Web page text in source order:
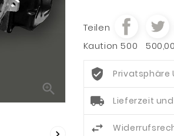

Teilen
Kaution 500
Privatsphäre
Lieferzeit